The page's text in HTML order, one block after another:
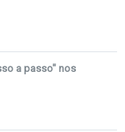
a passo" nos